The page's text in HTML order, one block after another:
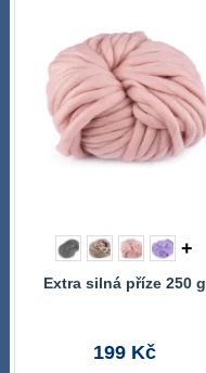
+
Extra silná příze 250 g
199 Kč